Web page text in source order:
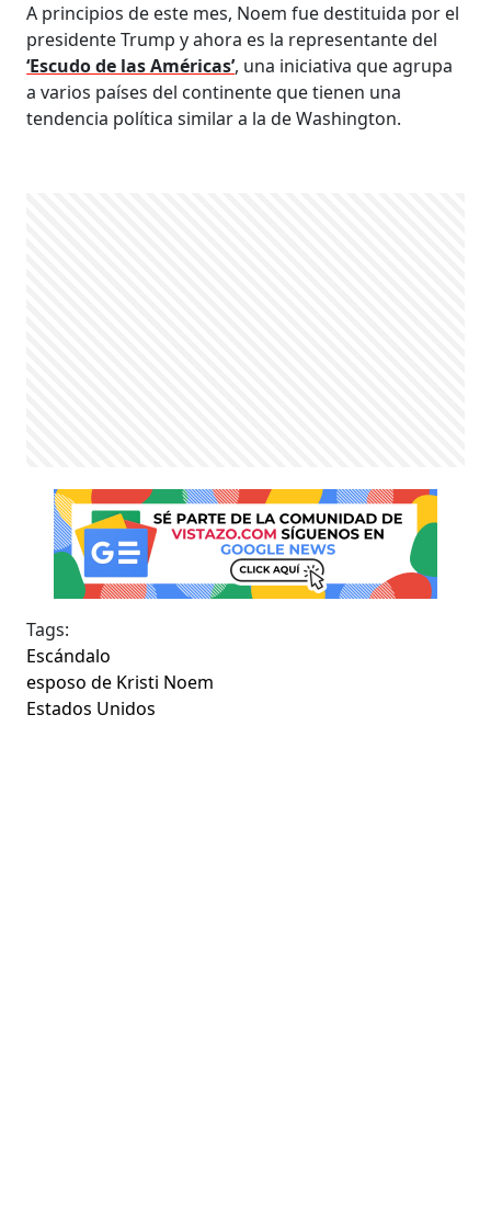
A principios de este mes, Noem fue destituida por el
presidente Trump y ahora es la representante del
‘Escudo de las Américas’, una iniciativa que agrupa
a varios países del continente que tienen una
tendencia política similar a la de Washington.
Tags:
Escándalo
esposo de Kristi Noem
Estados Unidos